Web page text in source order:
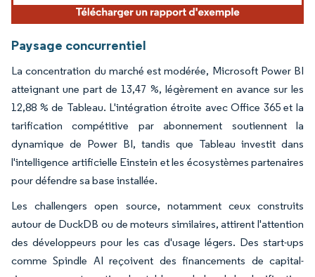
Paysage concurrentiel
La concentration du marché est modérée, Microsoft Power BI
atteignant une part de 13,47 %, légèrement en avance sur les
12,88 % de Tableau. L'intégration étroite avec Office 365 et la
tarification compétitive par abonnement soutiennent la
dynamique de Power BI, tandis que Tableau investit dans
l'intelligence artificielle Einstein et les écosystèmes partenaires
pour défendre sa base installée.
Les challengers open source, notamment ceux construits
autour de DuckDB ou de moteurs similaires, attirent l'attention
des développeurs pour les cas d'usage légers. Des start-ups
comme Spindle AI reçoivent des financements de capital-